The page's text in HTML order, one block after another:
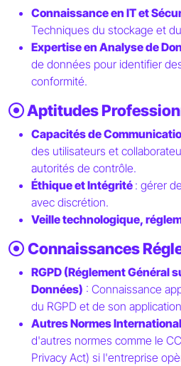
Connaissance en IT et
Techniques du stockage et
Expertise en Analyse de
de données pour identifier
conformité.
Aptitudes
Capacités de
des utilisateurs et
autorités de contrôle.
Éthique et Intégrité : gérer
avec discrétion.
Veille technologique,
Connaissances
RGPD (Réglement Général
Données) : Connaissance
du RGPD et de son
Autres Normes
d'autres normes comme le
Privacy Act) si l'entreprise